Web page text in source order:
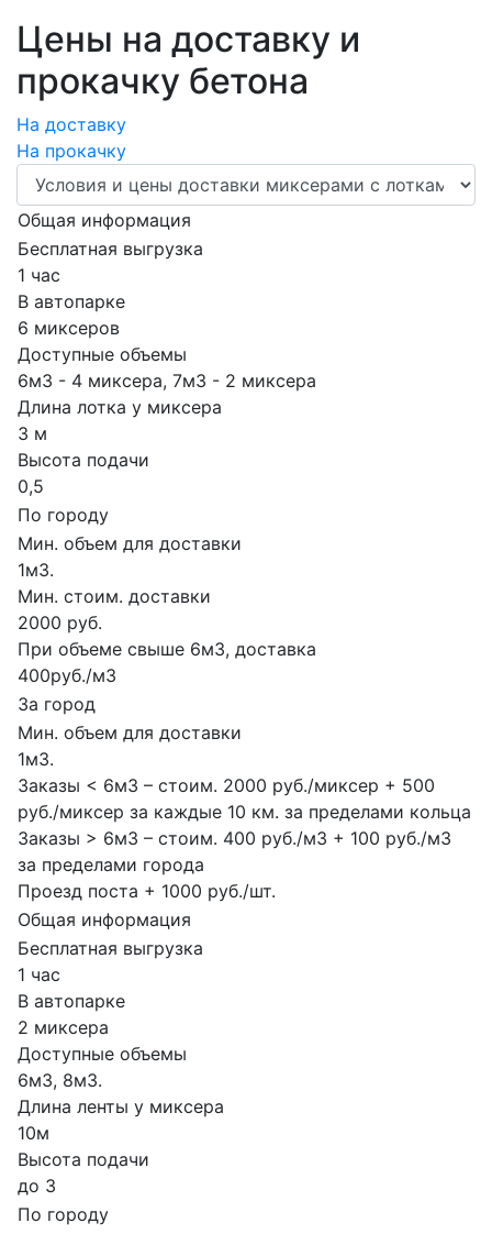
Цены на доставку и
прокачку бетона
На доставку
На прокачку
Общая информация
Бесплатная выгрузка
1 час
В автопарке
6 миксеров
Доступные объемы
6м3 - 4 миксера, 7м3 - 2 миксера
Длина лотка у миксера
3 м
Высота подачи
0,5
По городу
Мин. объем для доставки
1м3.
Мин. стоим. доставки
2000 руб.
При объеме свыше 6м3, доставка
400руб./м3
За город
Мин. объем для доставки
1м3.
Заказы < 6м3 – стоим. 2000 руб./миксер + 500
руб./миксер за каждые 10 км. за пределами кольца
Заказы > 6м3 – стоим. 400 руб./м3 + 100 руб./м3
за пределами города
Проезд поста + 1000 руб./шт.
Общая информация
Бесплатная выгрузка
1 час
В автопарке
2 миксера
Доступные объемы
6м3, 8м3.
Длина ленты у миксера
10м
Высота подачи
до 3
По городу